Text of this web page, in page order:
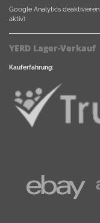
Google Analytics deaktivieren
aktiv)
YERD Lager-Verkauf
Kauferfahrung: